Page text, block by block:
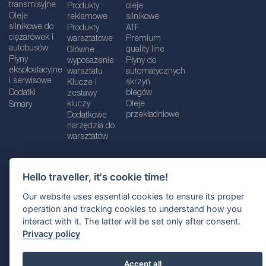
Hello traveller, it's cookie time!
Our website uses essential cookies to ensure its proper
operation and tracking cookies to understand how you
interact with it. The latter will be set only after consent.
Privacy policy
Accept all
transmisyjne
Oleje
silnikowe do
ciężarówek i
autobusów
Płyny
eksploatacyjne
i serwisowe
Dodatki
Smary
Produkty
reklamowe
Produkty
warsztatowe
Główne
wyposażenie
warsztatu
Klucze i
zestawy
kluczy
Dodatkowe
narzędzia do
warsztatów
oleje
silnikowe
ATF
Premium
quality line
Płyny do
automatycznych
skrzyń
biegów
Oleje
przekładniowe
Polityka prywatnośc i Polityka Cookie